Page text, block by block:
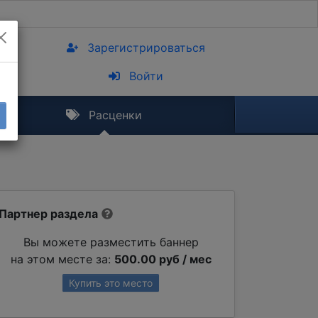
Зарегистрироваться
Войти
Расценки
Партнер раздела
Вы можете разместить баннер
на этом месте за: 500.00 руб / мес
Купить это место